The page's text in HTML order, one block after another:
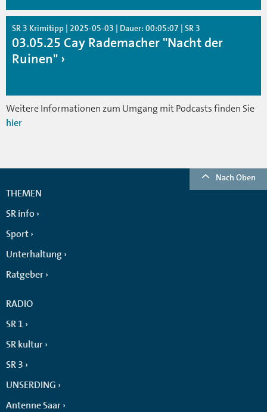
SR 3 Krimitipp | 2025-05-03 | Dauer: 00:05:07 | SR 3
03.05.25 Cay Rademacher "Nacht der
Ruinen"
Weitere Informationen zum Umgang mit Podcasts finden Sie
hier
Nach Oben
THEMEN
SR info
Sport
Unterhaltung
Ratgeber
RADIO
SR 1
SR kultur
SR 3
UNSERDING
Antenne Saar